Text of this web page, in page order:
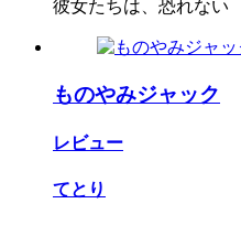
彼女たちは、恐れない
ものやみジャック
レビュー
てとり